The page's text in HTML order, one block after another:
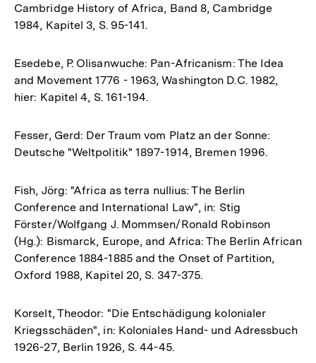
Cambridge History of Africa, Band 8, Cambridge
1984, Kapitel 3, S. 95-141.
Esedebe, P. Olisanwuche: Pan-Africanism: The Idea
and Movement 1776 - 1963, Washington D.C. 1982,
hier: Kapitel 4, S. 161-194.
Fesser, Gerd: Der Traum vom Platz an der Sonne:
Deutsche "Weltpolitik" 1897-1914, Bremen 1996.
Fish, Jörg: "Africa as terra nullius: The Berlin
Conference and International Law", in: Stig
Förster/Wolfgang J. Mommsen/Ronald Robinson
(Hg.): Bismarck, Europe, and Africa: The Berlin African
Conference 1884-1885 and the Onset of Partition,
Oxford 1988, Kapitel 20, S. 347-375.
Korselt, Theodor: "Die Entschädigung kolonialer
Kriegsschäden", in: Koloniales Hand- und Adressbuch
1926-27, Berlin 1926, S. 44-45.